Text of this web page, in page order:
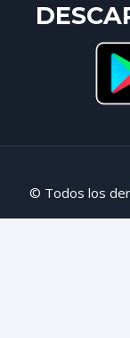
© Todos los